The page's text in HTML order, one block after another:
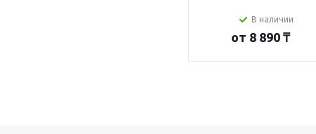
В наличии
от 8 890 ₸